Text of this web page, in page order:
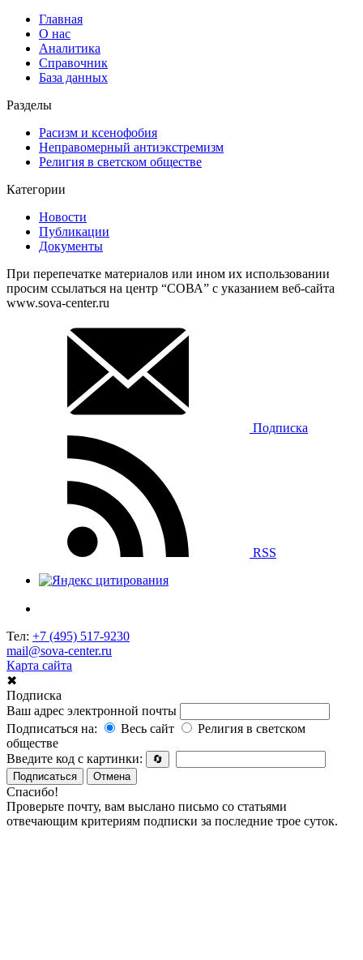
Главная
О нас
Аналитика
Справочник
База данных
Разделы
Расизм и ксенофобия
Неправомерный антиэкстремизм
Религия в светском обществе
Категории
Новости
Публикации
Документы
При перепечатке материалов или ином их использовании
просим ссылаться на центр “СОВА” с указанием веб-сайта
www.sova-center.ru
Подписка
RSS
Тел: +7 (495) 517-9230
mail@sova-center.ru
Карта сайта
✖
Подписка
Ваш адрес электронной почты
Подписаться на:
Весь сайт
Религия в светском
обществе
Введите код с картинки:
🔄
Подписаться
Отмена
Спасибо!
Проверьте почту, вам выслано письмо со статьями
отвечающим критериям подписки за последние трое суток.